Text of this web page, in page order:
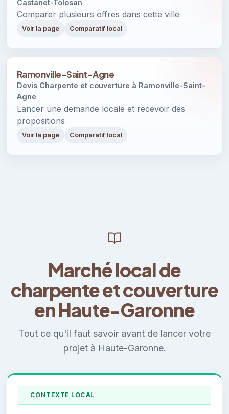
Castanet-Tolosan
Comparer plusieurs offres dans cette ville
Voir la page Comparatif local
Ramonville-Saint-Agne
Devis Charpente et couverture à Ramonville-Saint-
Agne
Lancer une demande locale et recevoir des
propositions
Voir la page Comparatif local
Marché local de
charpente et couverture
en Haute-Garonne
Tout ce qu'il faut savoir avant de lancer votre
projet à Haute-Garonne.
CONTEXTE LOCAL